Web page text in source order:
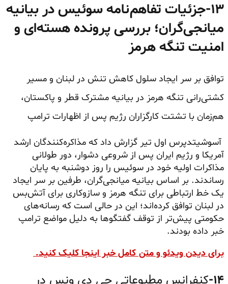
۱۳- جزئیات تفاهم‌نامه سوئیس در بیانیه
میانجی‌گران؛ بررسی پرونده هسته‌ای و
امنیت تنگه هرمز
توافق بر سر ایجاد سلول کاهش تنش در لبنان و مسیر
کشتی‌رانی تنگه هرمز در بیانیه مشترک قطر و پاکستان،
هم‌زمان با تشتت کارگزاران رژیم پس از اظهارات ترامپ
آسوشیتدپرس اول تیر گزارش داد که مذاکره‌کنندگان ارشد
آمریکا و رژیم ایران پس از شروعی دشوار، دور طولانی
مذاکرات اولیه خود در سوئیس را روز دوشنبه به پایان
رساندند. بر اساس بیانیه میانجی‌گران، طرفین بر سر ایجاد
یک خط ارتباطی برای تنگه هرمز و سازوکاری برای آتش‌بس
در لبنان توافق کرده‌اند؛ این در حالی است که رسانه‌های
حکومتی پیش‌تر از توقف گفتگوها به دلیل مواضع ترامپ
خبر داده بودند.
برای دیدن ویدئو و متن کامل خبر اینجا کلیک کنید.